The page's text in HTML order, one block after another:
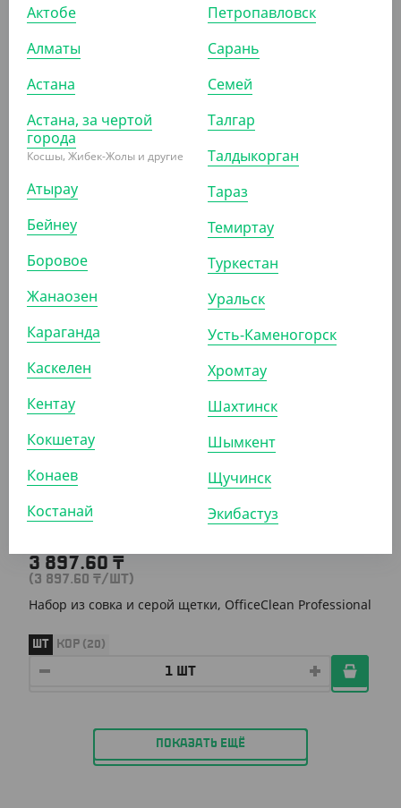
(3 813.60
Щетка, ПП, с металлической ручкой, 120 см, размер
щетки 29*16,5*9 см
ШТ КОР (8)
3 897.60 ₸
(3 897.60 ₸/ШТ)
Набор из совка и серой щетки, OfficeClean Professional
ШТ КОР (20)
ПОКАЗАТЬ ЕЩЁ
Актобе
Алматы
Астана
Астана, за чертой
города
Косшы, Жибек-Жолы и другие
Атырау
Бейнеу
Боровое
Жанаозен
Караганда
Каскелен
Кентау
Кокшетау
Конаев
Костанай
Петропавловск
Сарань
Семей
Талгар
Талдыкорган
Тараз
Темиртау
Туркестан
Уральск
Усть-Каменогорск
Хромтау
Шахтинск
Шымкент
Щучинск
Экибастуз